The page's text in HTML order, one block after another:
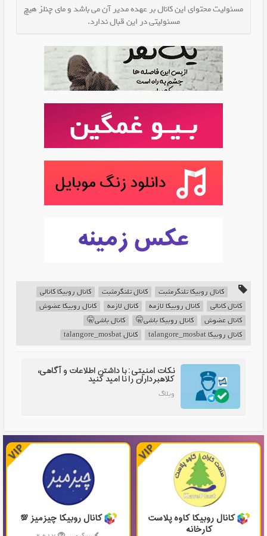
مسئولیت محتوای این کانال بر عهده مدیر آن می باشد و مای چنلز هیچ
مسئولیتی در این قبال ندارد.
کانال روبیکا تلنگرمثبت کانال تلنگرمثبت
کانال روبیکا کانالی
کانال کانالی
کانال روبیکا لازمه کانال لازمه
کانال روبیکا عضوش
کانال عضوش
کانال روبیکا باشی🤫
کانال باشی🤫
کانال روبیکا talangore_mosbat
کانال talangore_mosbat
نکات امنیتی: با داشتن اطلاعات و آگاهی،
کلاهبرداران را نا امید کنید
وبلاگ
کانال روبیکا کاوه پلاست
کارخانه
کانال روبیکا چیزمیز 💯